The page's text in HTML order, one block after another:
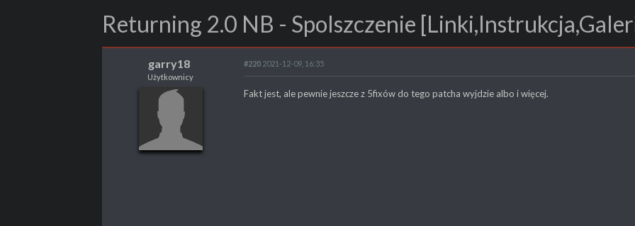
Returning 2.0 NB - Spolszczenie
garry18
garry18
Użytkownicy
#220 2021-12-09, 16:35
Fakt jest, ale pewnie jeszcze z 5fixów do tego patcha wyjdzie albo i więcej.